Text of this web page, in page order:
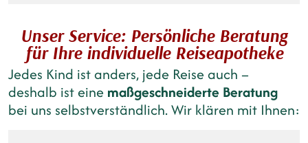
Unser Service: Persönliche Beratung
für Ihre individuelle Reiseapotheke
Jedes Kind ist anders, jede Reise auch –
deshalb ist eine maßgeschneiderte Beratung
bei uns selbstverständlich. Wir klären mit Ihnen: